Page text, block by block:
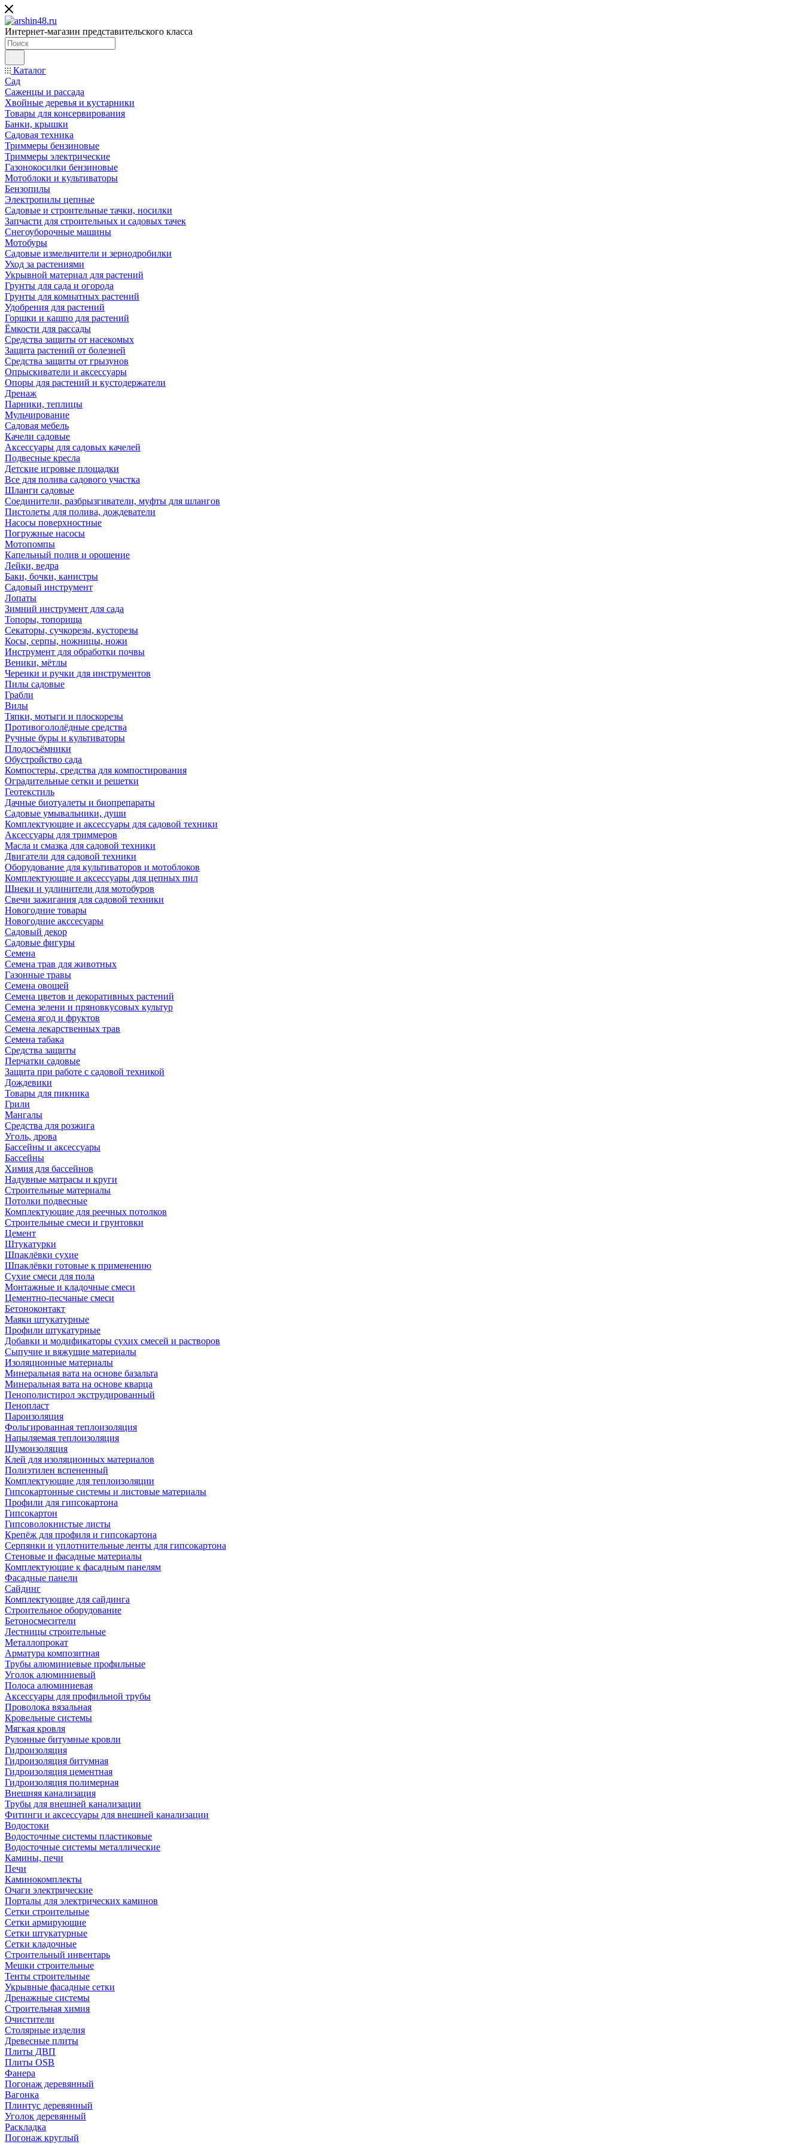
Интернет-магазин представительского класса
Каталог
Сад
Саженцы и рассада
Хвойные деревья и кустарники
Товары для консервирования
Банки, крышки
Садовая техника
Триммеры бензиновые
Триммеры электрические
Газонокосилки бензиновые
Мотоблоки и культиваторы
Бензопилы
Электропилы цепные
Садовые и строительные тачки, носилки
Запчасти для строительных и садовых тачек
Снегоуборочные машины
Мотобуры
Садовые измельчители и зернодробилки
Уход за растениями
Укрывной материал для растений
Грунты для сада и огорода
Грунты для комнатных растений
Удобрения для растений
Горшки и кашпо для растений
Ёмкости для рассады
Средства защиты от насекомых
Защита растений от болезней
Средства защиты от грызунов
Опрыскиватели и аксессуары
Опоры для растений и кустодержатели
Дренаж
Парники, теплицы
Мульчирование
Садовая мебель
Качели садовые
Аксессуары для садовых качелей
Подвесные кресла
Детские игровые площадки
Все для полива садового участка
Шланги садовые
Соединители, разбрызгиватели, муфты для шлангов
Пистолеты для полива, дождеватели
Насосы поверхностные
Погружные насосы
Мотопомпы
Капельный полив и орошение
Лейки, ведра
Баки, бочки, канистры
Садовый инструмент
Лопаты
Зимний инструмент для сада
Топоры, топорища
Секаторы, сучкорезы, кусторезы
Косы, серпы, ножницы, ножи
Инструмент для обработки почвы
Веники, мётлы
Черенки и ручки для инструментов
Пилы садовые
Грабли
Вилы
Тяпки, мотыги и плоскорезы
Противогололёдные средства
Ручные буры и культиваторы
Плодосъёмники
Обустройство сада
Компостеры, средства для компостирования
Оградительные сетки и решетки
Геотекстиль
Дачные биотуалеты и биопрепараты
Садовые умывальники, души
Комплектующие и аксессуары для садовой техники
Аксессуары для триммеров
Масла и смазка для садовой техники
Двигатели для садовой техники
Оборудование для культиваторов и мотоблоков
Комплектующие и аксессуары для цепных пил
Шнеки и удлинители для мотобуров
Свечи зажигания для садовой техники
Новогодние товары
Новогодние акссесуары
Садовый декор
Садовые фигуры
Семена
Семена трав для животных
Газонные травы
Семена овощей
Семена цветов и декоративных растений
Семена зелени и пряновкусовых культур
Семена ягод и фруктов
Семена лекарственных трав
Семена табака
Средства защиты
Перчатки садовые
Защита при работе с садовой техникой
Дождевики
Товары для пикника
Грили
Мангалы
Средства для розжига
Уголь, дрова
Бассейны и аксессуары
Бассейны
Химия для бассейнов
Надувные матрасы и круги
Строительные материалы
Потолки подвесные
Комплектующие для реечных потолков
Строительные смеси и грунтовки
Цемент
Штукатурки
Шпаклёвки сухие
Шпаклёвки готовые к применению
Сухие смеси для пола
Монтажные и кладочные смеси
Цементно-песчаные смеси
Бетоноконтакт
Маяки штукатурные
Профили штукатурные
Добавки и модификаторы сухих смесей и растворов
Сыпучие и вяжущие материалы
Изоляционные материалы
Минеральная вата на основе базальта
Минеральная вата на основе кварца
Пенополистирол экструдированный
Пенопласт
Пароизоляция
Фольгированная теплоизоляция
Напыляемая теплоизоляция
Шумоизоляция
Клей для изоляционных материалов
Полиэтилен вспененный
Комплектующие для теплоизоляции
Гипсокартонные системы и листовые материалы
Профили для гипсокартона
Гипсокартон
Гипсоволокнистые листы
Крепёж для профиля и гипсокартона
Серпянки и уплотнительные ленты для гипсокартона
Стеновые и фасадные материалы
Комплектующие к фасадным панелям
Фасадные панели
Сайдинг
Комплектующие для сайдинга
Строительное оборудование
Бетоносмесители
Лестницы строительные
Металлопрокат
Арматура композитная
Трубы алюминиевые профильные
Уголок алюминиевый
Полоса алюминиевая
Аксессуары для профильной трубы
Проволока вязальная
Кровельные системы
Мягкая кровля
Рулонные битумные кровли
Гидроизоляция
Гидроизоляция битумная
Гидроизоляция цементная
Гидроизоляция полимерная
Внешняя канализация
Трубы для внешней канализации
Фитинги и аксессуары для внешней канализации
Водостоки
Водосточные системы пластиковые
Водосточные системы металлические
Камины, печи
Печи
Каминокомплекты
Очаги электрические
Порталы для электрических каминов
Сетки строительные
Сетки армирующие
Сетки штукатурные
Сетки кладочные
Строительный инвентарь
Мешки строительные
Тенты строительные
Укрывные фасадные сетки
Дренажные системы
Строительная химия
Очистители
Столярные изделия
Древесные плиты
Плиты ДВП
Плиты OSB
Фанера
Погонаж деревянный
Вагонка
Плинтус деревянный
Уголок деревянный
Раскладка
Погонаж круглый